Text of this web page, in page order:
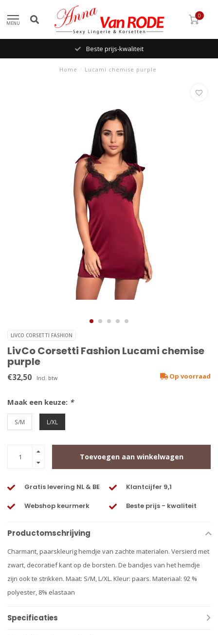
MENU
0
Beste prijs-kwaliteit
Home / Lucami chemise purple
LIVCO CORSETTI FASHION
LivCo Corsetti Fashion Lucami chemise
purple
€32,50 Incl. btw Op voorraad
Maak een keuze: *
S/M L/XL
Toevoegen aan winkelwagen
Gratis levering NL & BE Klantcijfer 9,1
Webshop keurmerk Beste prijs - kwaliteit
Productomschrijving
Charmant, paarskleurig hemdje van zachte materialen. Versierd met
zwart, decoratief kant op de borsten. De bandjes van het hemdje
zijn ook te strikken. Maat: S/M, L/XL. Kleur: paars. Materiaal: 92 %
polyester, 8% elastaan
Specificaties